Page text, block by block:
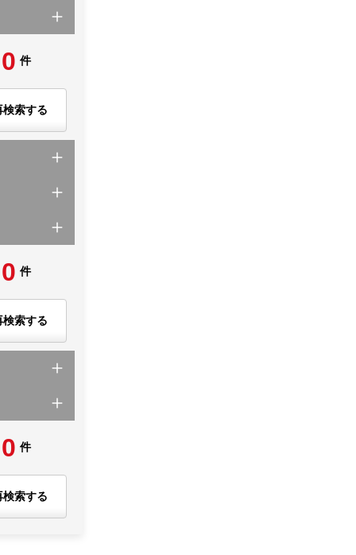
0 件
検索する
0 件
検索する
0 件
検索する